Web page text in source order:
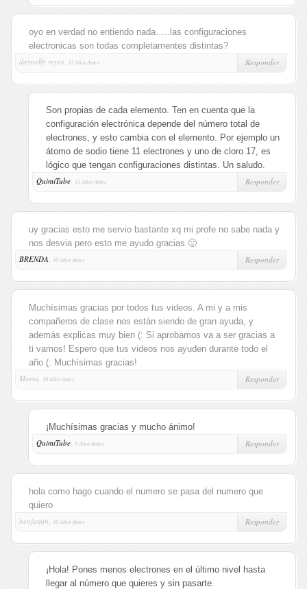
oyo en verdad no entiendo nada…..las configuraciones
electronicas son todas completamentes distintas?
daynelly reyes,
11 Años Antes Responder
Son propias de cada elemento. Ten en cuenta que la
configuración electrónica depende del número total de
electrones, y esto cambia con el elemento. Por ejemplo un
átomo de sodio tiene 11 electrones y uno de cloro 17, es
lógico que tengan configuraciones distintas. Un saludo.
QuimiTube, 11 Años Antes Responder
uy gracias esto me servio bastante xq mi profe no sabe nada y
nos desvia pero esto me ayudo gracias 🙂
BRENDA, 10 Años Antes Responder
Muchísimas gracias por todos tus videos. A mi y a mis
compañeros de clase nos están siendo de gran ayuda, y
además explicas muy bien (: Si aprobamos va a ser gracias a
ti vamos! Espero que tus videos nos ayuden durante todo el
año (: Muchísimas gracias!
Marni,
10 Años Antes Responder
¡Muchísimas gracias y mucho ánimo!
QuimiTube, 6 Años Antes Responder
hola como hago cuando el numero se pasa del numero que
quiero
benjamin,
10 Años Antes Responder
¡Hola! Pones menos electrones en el último nivel hasta
llegar al número que quieres y sin pasarte.